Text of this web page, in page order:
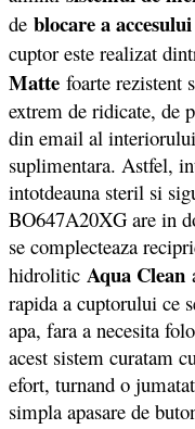
de blocare a
cuptor este realizat
Matte foarte rezistent
extrem de ridicate, de
din email al
suplimentara. Astfel,
intotdeauna steril si
BO647A20XG are in
se complecteaza
hidrolitic Aqua Clean
rapida a cuptorului ce
apa, fara a necesita
acest sistem curatam
efort, turnand o
simpla apasare de